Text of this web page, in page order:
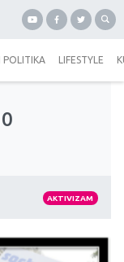
POLITIKA LIFESTYLE
AKTIVIZAM